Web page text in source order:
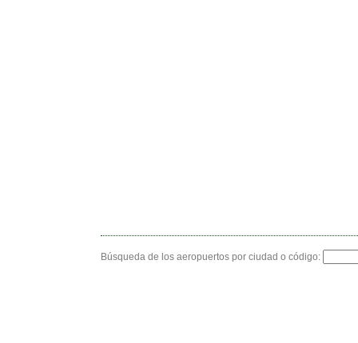
Búsqueda de los aeropuertos por ciudad o código: